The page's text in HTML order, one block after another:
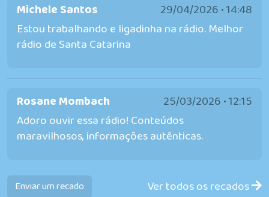
Michele Santos
29/04/2026 • 14:48
Estou trabalhando e ligadinha na rádio. Melhor
rádio de Santa Catarina
Rosane Mombach
25/03/2026 • 12:15
Adoro ouvir essa rádio! Conteúdos
maravilhosos, informações autênticas.
Enviar um recado Ver todos os recados